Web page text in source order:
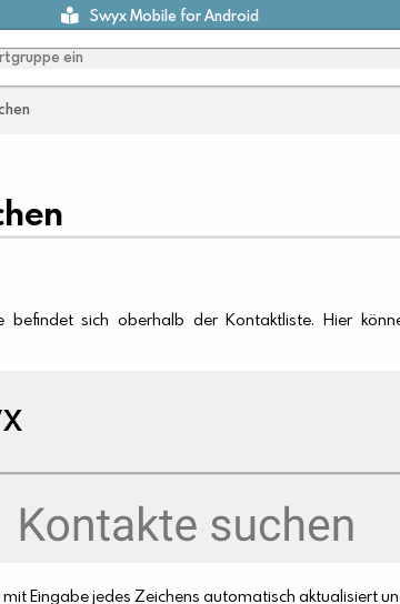
Swyx Mobile for Android